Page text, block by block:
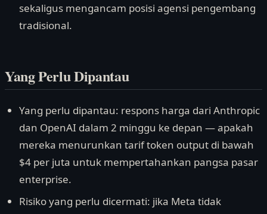
sekaligus mengancam posisi agensi pengembang
tradisional.
Yang Perlu Dipantau
Yang perlu dipantau: respons harga dari Anthropic
dan OpenAI dalam 2 minggu ke depan — apakah
mereka menurunkan tarif token output di bawah
$4 per juta untuk mempertahankan pangsa pasar
enterprise.
Risiko yang perlu dicermati: jika Meta tidak